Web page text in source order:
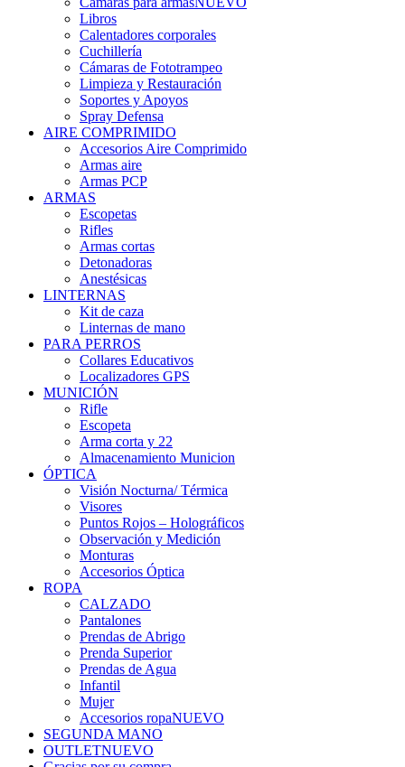
Libros
Calentadores corporales
Cuchillería
Cámaras de Fototrampeo
Limpieza y Restauración
Soportes y Apoyos
Spray Defensa
AIRE COMPRIMIDO
Accesorios Aire Comprimido
Armas aire
Armas PCP
ARMAS
Escopetas
Rifles
Armas cortas
Detonadoras
Anestésicas
LINTERNAS
Kit de caza
Linternas de mano
PARA PERROS
Collares Educativos
Localizadores GPS
MUNICIÓN
Rifle
Escopeta
Arma corta y 22
Almacenamiento Municion
ÓPTICA
Visión Nocturna/ Térmica
Visores
Puntos Rojos – Holográficos
Observación y Medición
Monturas
Accesorios Óptica
ROPA
CALZADO
Pantalones
Prendas de Abrigo
Prenda Superior
Prendas de Agua
Infantil
Mujer
Accesorios ropaNUEVO
SEGUNDA MANO
OUTLETNUEVO